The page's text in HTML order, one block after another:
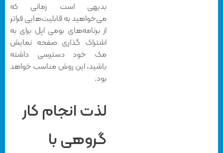
بدیهی است زمانی که
می‌خواهید به قابلیت‌هایی فراتر
از برنامه‌های بومی اپل برای به
اشتراک گذاری صفحه نمایش
مک خود دسترسی داشته
باشید، این روش مناسب خواهد
لذت انجام کار
گروهی با